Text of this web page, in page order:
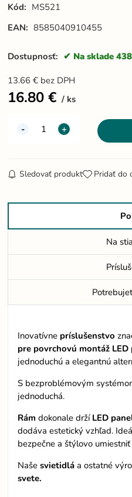
Kód: MS521
EAN: 8585040910455
Dostupnosť: Na sklade
13.66 € bez DPH
16.80 € ks
Sledovať produkt Pridať do
Na
Inovatívne príslušenstvo
pre povrchovú montáž LED
jednoduchú a elegantnú
S bezproblémovým
jednoduchá.
Rám dokonale drží LED
dodáva estetický vzhľad.
bezpečne a štýlovo umiestniť
Našesvietidlá a ostatné
svete.